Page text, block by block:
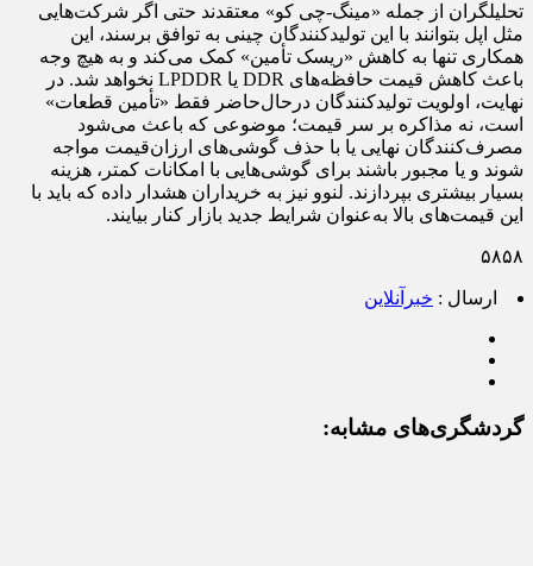
تحلیلگران از جمله «مینگ-چی کو» معتقدند حتی اگر شرکت‌هایی
مثل اپل بتوانند با این تولیدکنندگان چینی به توافق برسند، این
همکاری تنها به کاهش «ریسک تأمین» کمک می‌کند و به هیچ وجه
باعث کاهش قیمت حافظه‌های DDR یا LPDDR نخواهد شد. در
نهایت، اولویت تولیدکنندگان درحال‌حاضر فقط «تأمین قطعات»
است، نه مذاکره بر سر قیمت؛ موضوعی که باعث می‌شود
مصرف‌کنندگان نهایی یا با حذف گوشی‌های ارزان‌قیمت مواجه
شوند و یا مجبور باشند برای گوشی‌هایی با امکانات کمتر، هزینه
بسیار بیشتری بپردازند. لنوو نیز به خریداران هشدار داده که باید با
این قیمت‌های بالا به‌عنوان شرایط جدید بازار کنار بیایند.
۵۸۵۸
ارسال : خبرآنلاین
گردشگری‌های مشابه: